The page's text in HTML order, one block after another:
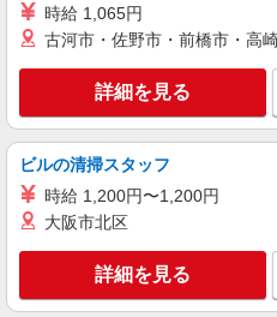
時給1500円
富士吉田市
キープ
派遣社員
株式会社kotrio /●MT-H-2021355
富士吉田市｜
看護師【夜勤
時給2300円
時給 1,065円
古河市・佐野市・前橋市・高
詳細を見る
ビルの清掃スタッフ
時給 1,200円〜1,200円
大阪市北区
詳細を見る